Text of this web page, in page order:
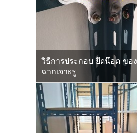
วิธีการประกอบ ยึดน๊อต ขอ
ฉากเจาะรู